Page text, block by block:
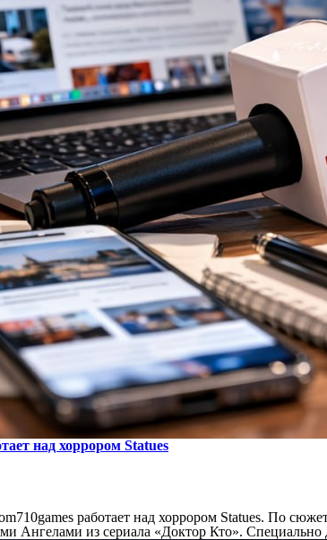
над хоррором Statues
работает над хоррором Statues. По
Ангелами из сериала «Доктор Кто». Специально